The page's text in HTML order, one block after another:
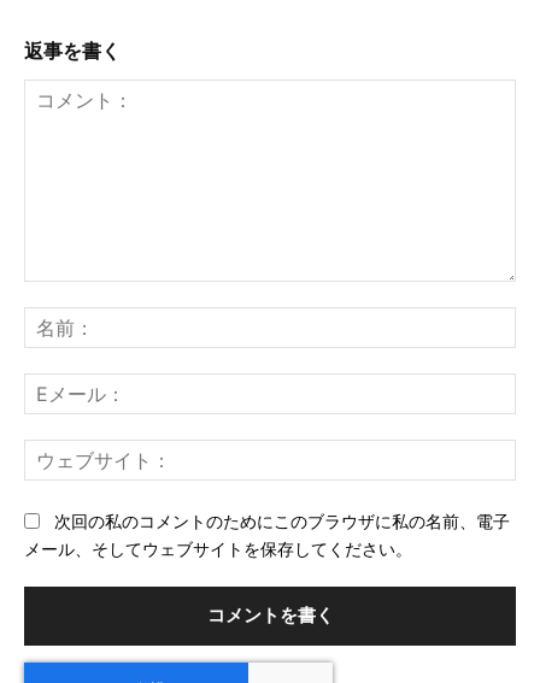
返事を書く
ン
ト：
前
メ
ー
ェ
次回の私のコメントのためにこのブラウザに私の名前、電子
メール、そしてウェブサイトを保存してください。